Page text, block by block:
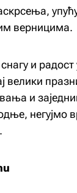
верницима.
и
велики
и
негујмо